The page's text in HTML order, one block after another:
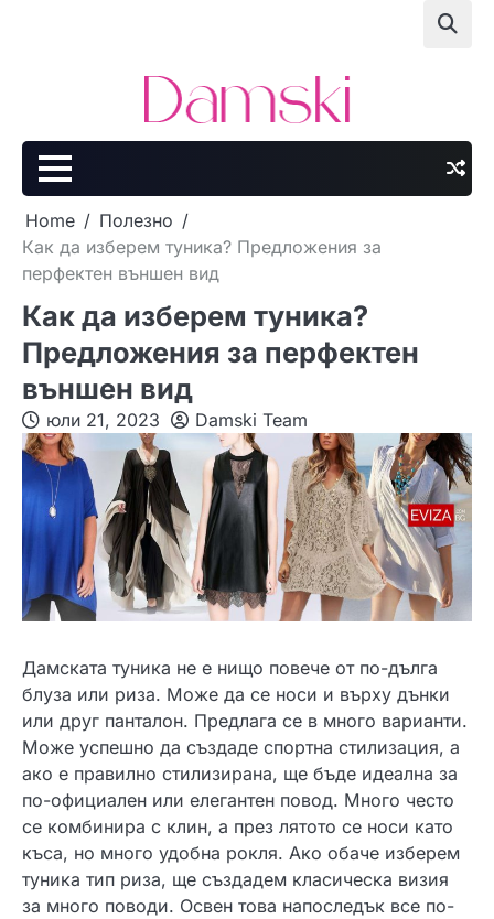
Home
Полезно
Как да изберем туника? Предложения за
перфектен външен вид
Как да изберем туника?
Предложения за перфектен
външен вид
юли 21, 2023 Damski Team
Дамската туника не е нищо повече от по-дълга
блуза или риза. Може да се носи и върху дънки
или друг панталон. Предлага се в много варианти.
Може успешно да създаде спортна стилизация, а
ако е правилно стилизирана, ще бъде идеална за
по-официален или елегантен повод. Много често
се комбинира с клин, а през лятото се носи като
къса, но много удобна рокля. Ако обаче изберем
туника тип риза, ще създадем класическа визия
за много поводи. Освен това напоследък все по-